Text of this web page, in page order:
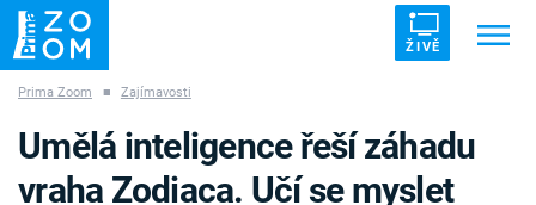
ŽIVĚ
ZÁHADY VETŘELCI DÁVNOVĚKU
Prima Zoom ■ Zajímavosti
Umělá inteligence řeší záhadu
vraha Zodiaca. Učí se myslet